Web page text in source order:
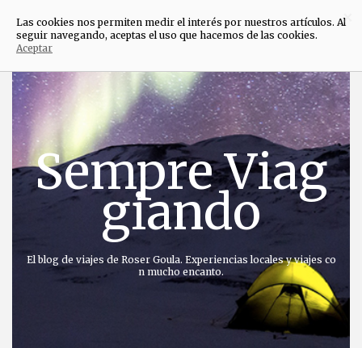
Saltar
contenido
Sempre Viag
giando
El blog de viajes de Roser Goula. Experiencias locales y viajes co
n mucho encanto.
×
Las cookies nos permiten medir el interés por nuestros artículos. Al
seguir navegando, aceptas el uso que hacemos de las cookies.
Aceptar